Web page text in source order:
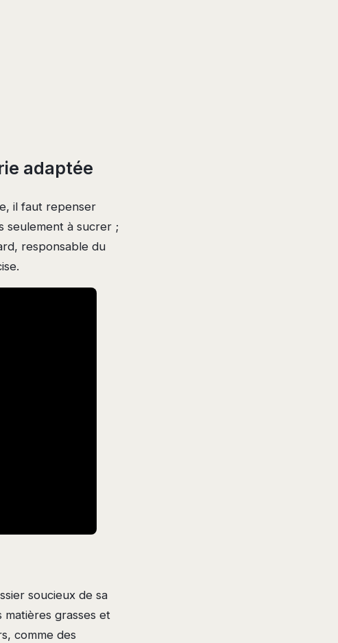
adaptée
il faut repenser
seulement à sucrer ;
responsable du
soucieux de sa
grasses et
comme des